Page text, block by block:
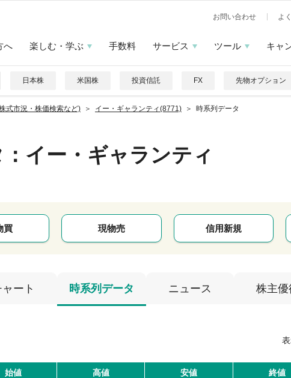
お問い合わせ よ
へ 楽しむ・学ぶ 手数料 サービス ツール キャ
日本株 米国株 投資信託 FX 先物オプション
式市況・株価検索など) イー・ギャランティ(8771) 時系列データ
：イー・ギャランティ
買 現物売 信用新規
ャート 時系列データ ニュース 株主優
始値 高値 安値 終値